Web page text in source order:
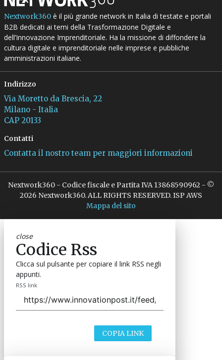
Nextwork360è il più grande network in Italia di testate e portali
B2B dedicati ai temi della Trasformazione Digitale e
dell’Innovazione Imprenditoriale. Ha la missione di diffondere la
cultura digitale e imprenditoriale nelle imprese e pubbliche
amministrazioni italiane.
Indirizzo
Via Moretto da Brescia, 22
Milano - Italia
CAP 20133
Contatti
Contatta il nostro team per maggiori informazioni
Nextwork360 - Codice fiscale e Partita IVA 13868590962 - ©
2026 Nextwork360. ALL RIGHTS RESERVED. ISP AWS
Mappa del sito
close
Codice Rss
Clicca sul pulsante per copiare il link RSS negli
appunti.
RSS link
COPIA LINK